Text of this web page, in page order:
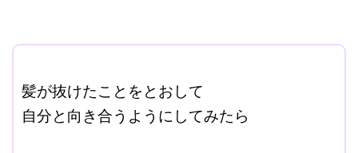
髪が抜けたことをとおして
自分と向き合うようにしてみたら